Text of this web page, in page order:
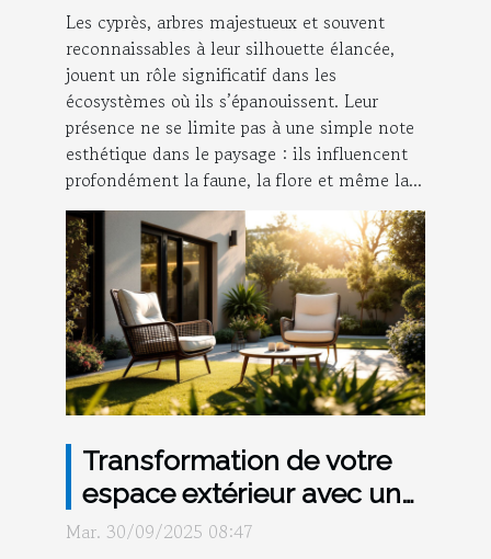
Les cyprès, arbres majestueux et souvent
reconnaissables à leur silhouette élancée,
jouent un rôle significatif dans les
écosystèmes où ils s’épanouissent. Leur
présence ne se limite pas à une simple note
esthétique dans le paysage : ils influencent
profondément la faune, la flore et même la...
Transformation de votre
espace extérieur avec un
mobilier élégant
Mar. 30/09/2025 08:47